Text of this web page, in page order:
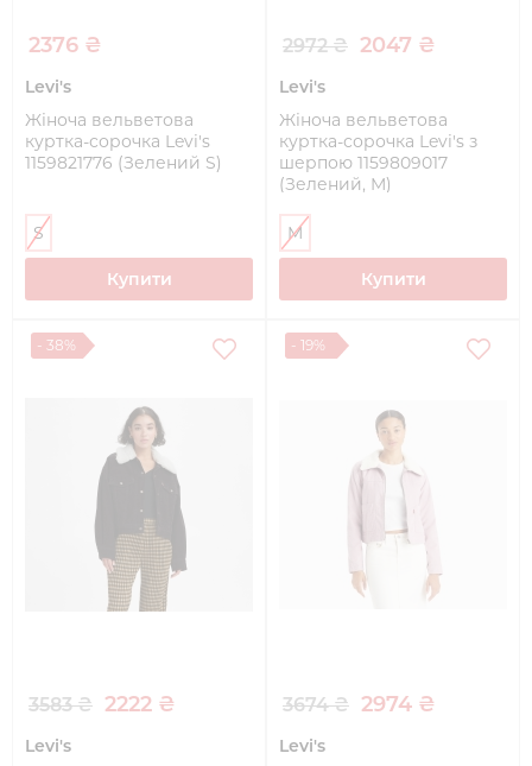
2376 ₴
Levi's
Жіноча вельветова
куртка-сорочка Levi's
1159821776 (Зелений S)
S
Купити
2972 ₴ 2047 ₴
Levi's
Жіноча вельветова
куртка-сорочка Levi's з
шерпою 1159809017
(Зелений, M)
M
Купити
- 38%
3583 ₴ 2222 ₴
Levi's
- 19%
3674 ₴ 2974 ₴
Levi's